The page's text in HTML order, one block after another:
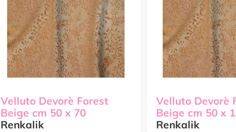
Velluto Devorè Forest
Beige cm 50 x 70
Renkalik
Velluto Devorè
Beige cm 50 x
Renkalik